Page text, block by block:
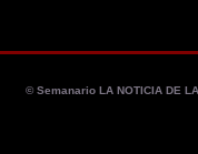
© Semanario LA NOTICIA DE